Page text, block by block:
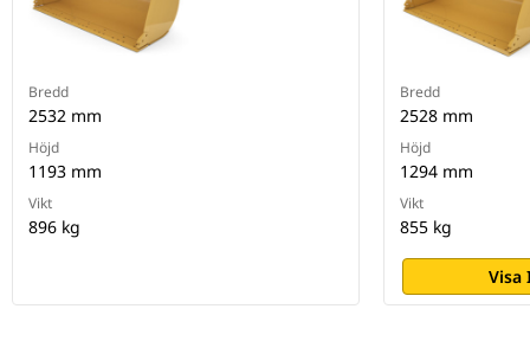
Bredd
2532 mm
Höjd
1193 mm
Vikt
896 kg
Bredd
2528 mm
Höjd
1294 mm
Vikt
855 kg
Visa